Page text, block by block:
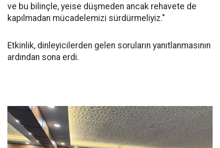
ve bu bilinçle, yeise düşmeden ancak rehavete de
kapılmadan mücadelemizi sürdürmeliyiz."
Etkinlik, dinleyicilerden gelen soruların yanıtlanmasının
ardından sona erdi.